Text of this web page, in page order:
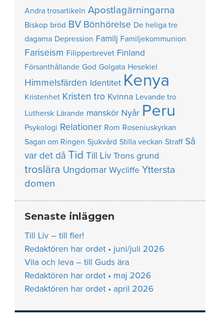
Andra trosartikeln Apostlagärningarna
Biskop bröd BV Bönhörelse De heliga tre
dagarna Depression Familj Familjekommunion
Fariseism Filipperbrevet Finland
Försanthållande God Golgata Hesekiel
Himmelsfärden Identitet Kenya
Kristenhet Kristen tro Kvinna Levande tro
Luthersk Lärande manskör Nyår Peru
Psykologi Relationer Rom Roseniuskyrkan
Sagan om Ringen Sjukvård Stilla veckan Straff Så
var det då Tid Till Liv Trons grund
troslära Ungdomar Wycliffe Yttersta
domen
Senaste inläggen
Till Liv – till fler!
Redaktören har ordet • juni/juli 2026
Vila och leva – till Guds ära
Redaktören har ordet • maj 2026
Redaktören har ordet • april 2026